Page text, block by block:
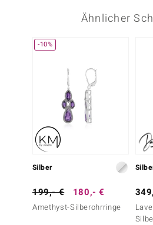
Collection
BY DE MELO
Ähnlicher
-10%
Silber
199,- € 180,- €
Amethyst-Silberohrringe